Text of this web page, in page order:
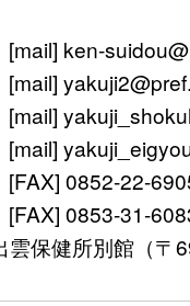
ken-
0852-22-
0853-31-
（〒693-